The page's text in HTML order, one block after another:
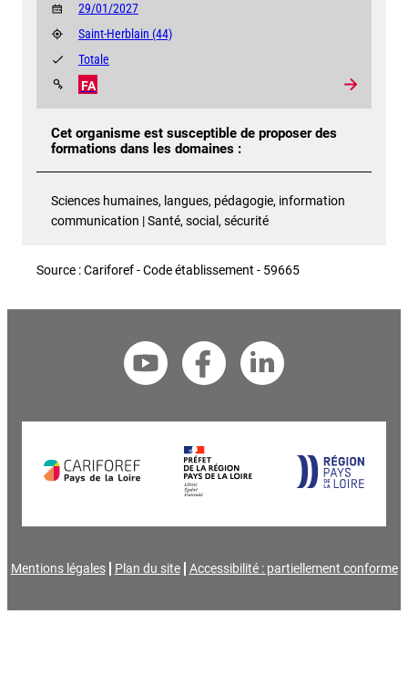
29/01/2027
Saint-Herblain (44)
FA
Totale
Cet organisme est susceptible de proposer des
formations dans les domaines :
Sciences humaines, langues, pédagogie, information
communication | Santé, social, sécurité
Source : Cariforef - Code établissement - 59665
Mentions légales Plan du site Accessibilité : partiellement conforme